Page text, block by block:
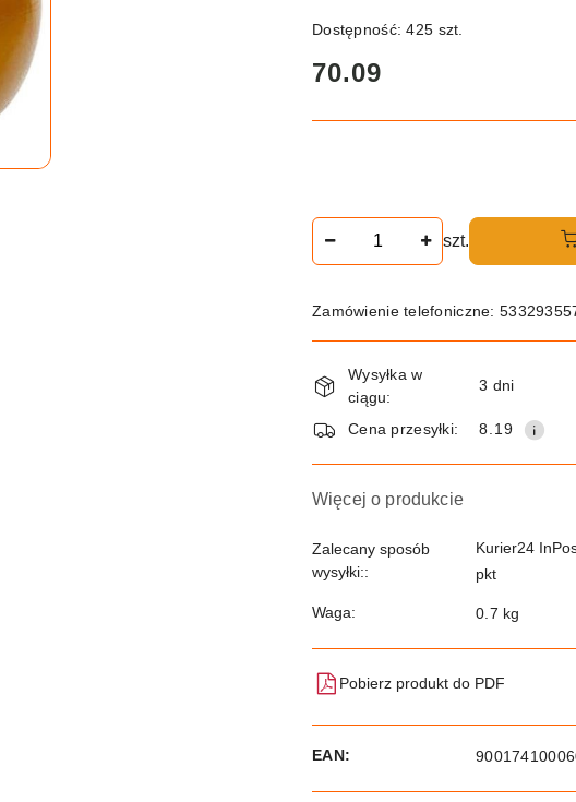
Dostępność:425 szt.
cena:
70.09
szt.
Zamówienie telefoniczne:
Dostępność
i
dostawa
Wysyłka w
ciągu:
3 dni
Cena przesyłki: 8.19
Więcej o produkcie
Zalecany sposób
wysyłki::
Kurier24
pkt
Waga: 0.7 kg
Pobierz produkt do PDF
EAN: